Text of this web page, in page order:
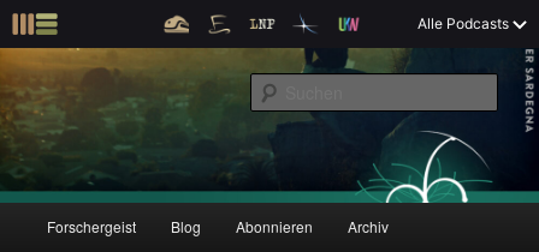
m
p
r
i
ä
Alle Podcasts
Forschergeist
Der Interview-Podcast zu Bildung und Forschung
u
e
Z
Z
Forschergeist Blog Abonnieren Archiv